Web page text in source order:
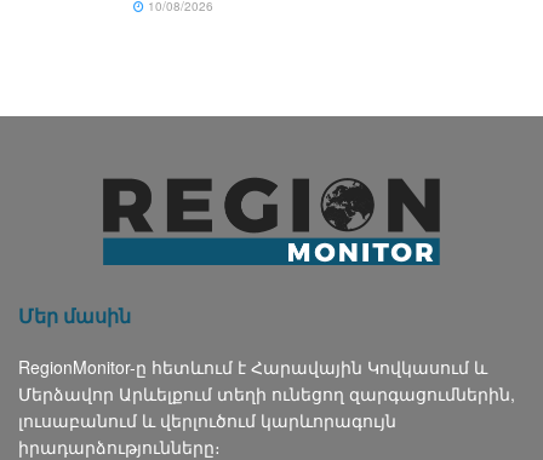
10/08/2026
Մեր մասին
RegionMonitor-ը հետևում է Հարավային Կովկասում և
Մերձավոր Արևելքում տեղի ունեցող զարգացումներին,
լուսաբանում և վերլուծում կարևորագույն
իրադարձությունները։